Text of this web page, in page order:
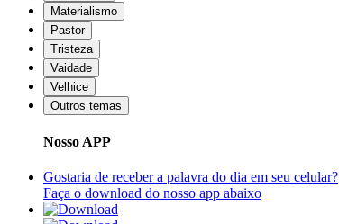
Materialismo
Pastor
Tristeza
Vaidade
Velhice
Outros temas
Nosso APP
Gostaria de receber a palavra do dia em seu celular?
Faça o download do nosso app abaixo